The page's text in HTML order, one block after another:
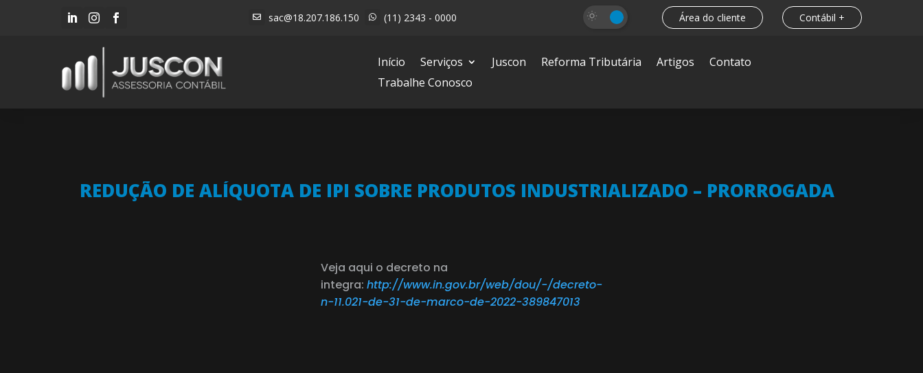
    sac@18.207.186.150  (11) 2343 - 0000 Área do cliente Contábil +
Início Serviços Juscon Reforma Tributária Artigos
Contato
Trabalhe Conosco
REDUÇÃO DE ALÍQUOTA DE IPI SOBRE PRODUTOS INDUSTRIALIZADO – PRORROGADA
Veja aqui o decreto na
integra: http://www.in.gov.br/web/dou/-/decreto-
n-11.021-de-31-de-marco-de-2022-389847013